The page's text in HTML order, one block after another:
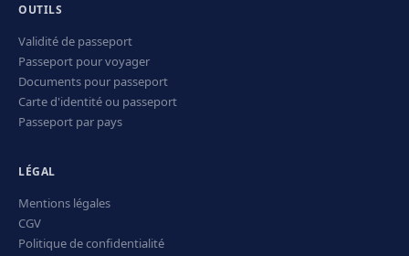
OUTILS
Validité de passeport
Passeport pour voyager
Documents pour passeport
Carte d'identité ou passeport
Passeport par pays
LÉGAL
Mentions légales
CGV
Politique de confidentialité